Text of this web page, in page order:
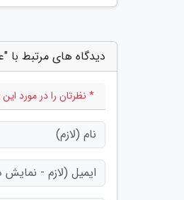
دیدگاه های مرتبط با
* نظرتان را در مورد این